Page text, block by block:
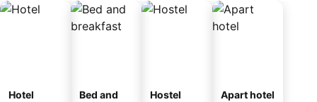
Hotel
Bed and
Hostel Apart hotel